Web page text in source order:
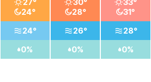
27°
24°
24°
0%
30°
28°
26°
0%
33°
31°
28°
0%